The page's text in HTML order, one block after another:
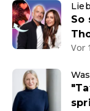
So
Vor